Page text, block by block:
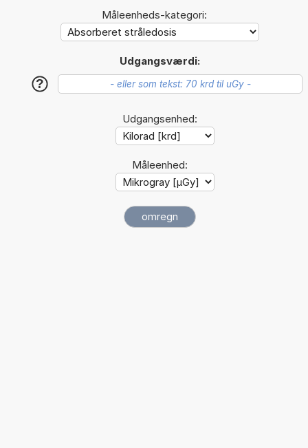
Måleenheds-kategori:
Udgangsværdi:
?
Udgangsenhed:
Måleenhed: